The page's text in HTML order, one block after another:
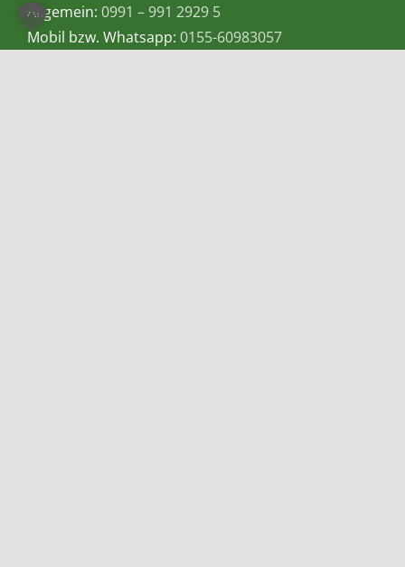
Allgemein: 0991 – 991 2929 5
Mobil bzw. Whatsapp: 0155-60983057